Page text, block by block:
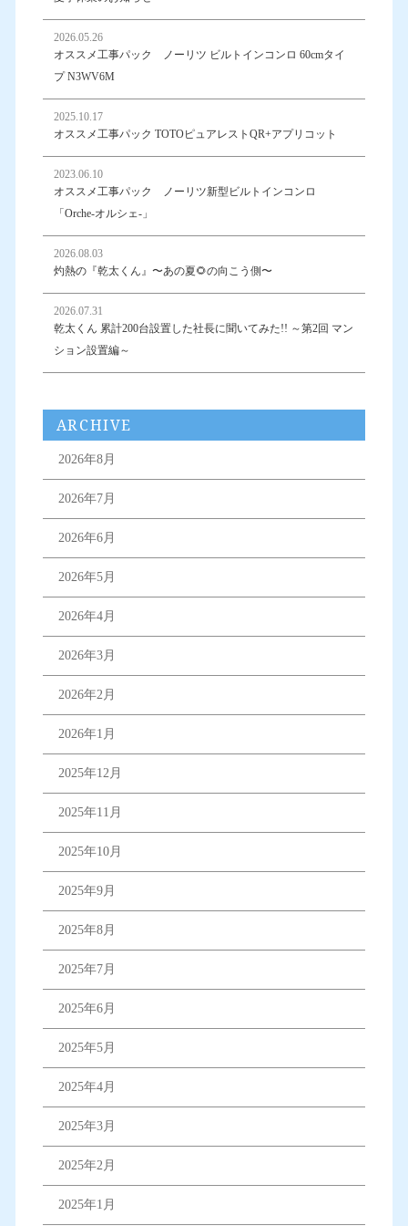
2026.05.26
オススメ工事パック ノーリツ ビルトインコンロ 60cmタイ
プ N3WV6M
2025.10.17
オススメ工事パック TOTOピュアレストQR+アプリコット
2023.06.10
オススメ工事パック ノーリツ新型ビルトインコンロ
「Orche-オルシェ-」
2026.08.03
灼熱の『乾太くん』〜あの夏🌻の向こう側〜
2026.07.31
乾太くん 累計200台設置した社長に聞いてみた!! ～第2回 マン
ション設置編～
ARCHIVE
2026年8月
2026年7月
2026年6月
2026年5月
2026年4月
2026年3月
2026年2月
2026年1月
2025年12月
2025年11月
2025年10月
2025年9月
2025年8月
2025年7月
2025年6月
2025年5月
2025年4月
2025年3月
2025年2月
2025年1月